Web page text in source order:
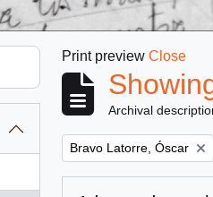
Print preview Close
Archival
Remove filter:
Bravo Latorre, Óscar